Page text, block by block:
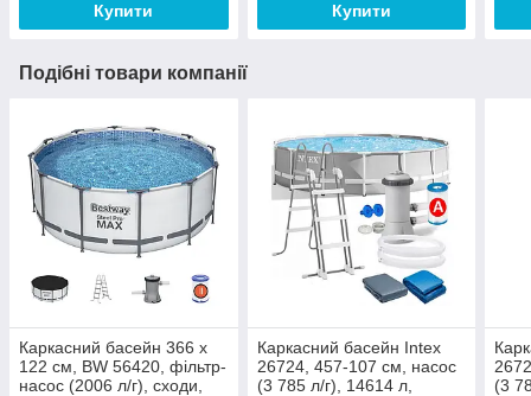
Купити Купити
Подібні товари компанії
Каркасний басейн 366 х
122 см, BW 56420, фільтр-
насос (2006 л/г), сходи,
Каркасний басейн Intex
26724, 457-107 см, насос
(3 785 л/г), 14614 л,
(3